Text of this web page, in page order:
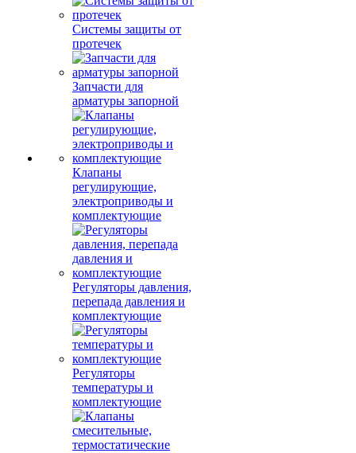
Системы защиты от
протечек
Запчасти для
арматуры запорной
Клапаны
регулирующие,
электроприводы и
комплектующие
Регуляторы давления,
перепада давления и
комплектующие
Регуляторы
температуры и
комплектующие